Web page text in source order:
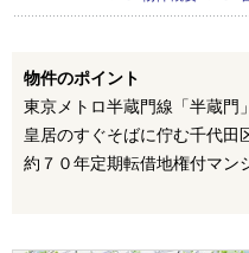
物件のポイント
東京メトロ半蔵門線「半蔵門
皇居のすぐそばに佇む千代田
約７０年定期転借地権付マン